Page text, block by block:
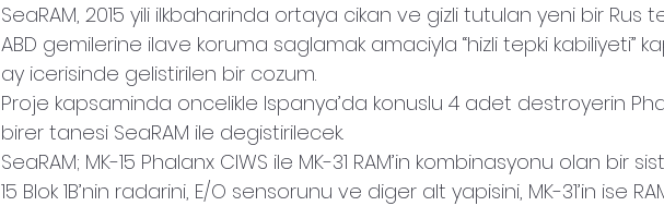
SeaRAM, 2015 yili ilkbaharinda ortaya cikan ve gizli tutulan yeni bir Rus
ABD gemilerine ilave koruma saglamak amaciyla “hizli tepki kabiliyeti”
ay icerisinde gelistirilen bir cozum.
Proje kapsaminda oncelikle Ispanya’da konuslu 4 adet destroyerin
birer tanesi SeaRAM ile degistirilecek.
SeaRAM; MK-15 Phalanx CIWS ile MK-31 RAM’in kombinasyonu olan bir
15 Blok 1B’nin radarini, E/O sensorunu ve diger alt yapisini, MK-31’in ise